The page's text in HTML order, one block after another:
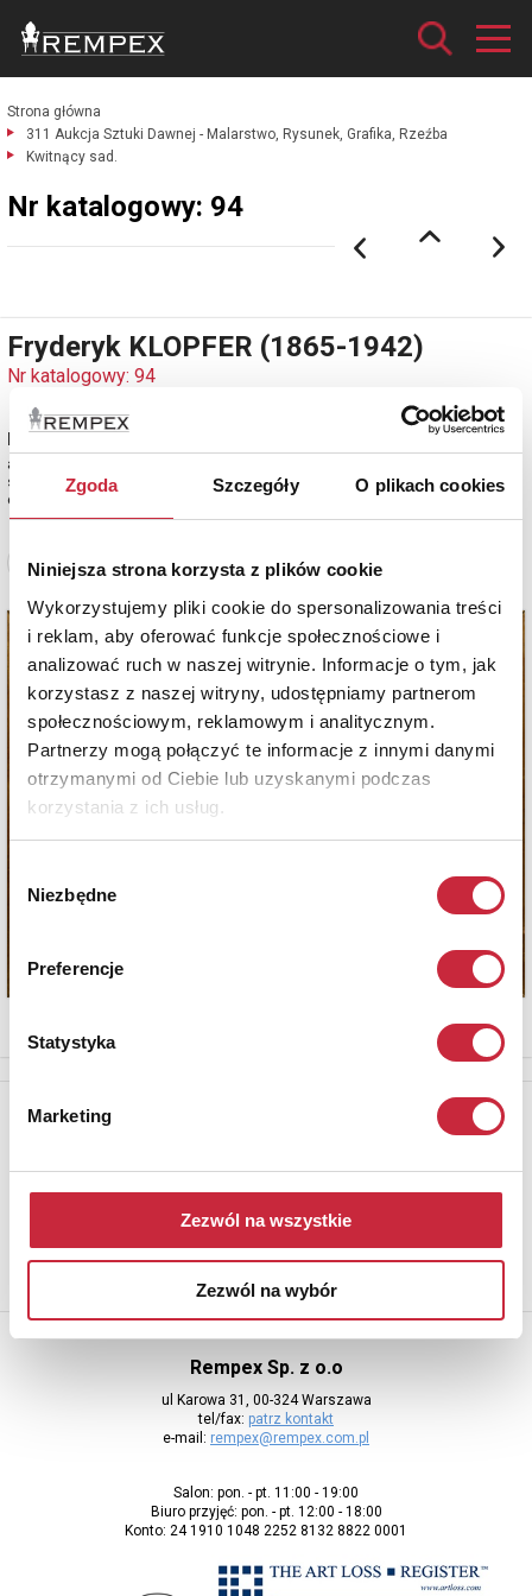
Zgoda Szczegóły O plikach cookies
Niniejsza strona korzysta z plików cookie
Wykorzystujemy pliki cookie do spersonalizowania treści
i reklam, aby oferować funkcje społecznościowe i
analizować ruch w naszej witrynie. Informacje o tym, jak
korzystasz z naszej witryny, udostępniamy partnerom
społecznościowym, reklamowym i analitycznym.
Partnerzy mogą połączyć te informacje z innymi danymi
otrzymanymi od Ciebie lub uzyskanymi podczas
korzystania z ich usług.
zgody
Niezbędne
Preferencje
Statystyka
Marketing
Zezwól na wszystkie
Zezwól na wybór
Strona główna
311 Aukcja Sztuki Dawnej - Malarstwo, Rysunek, Grafika, Rzeźba
Kwitnący sad.
Nr katalogowy: 94
Fryderyk KLOPFER (1865-1942)
Nr katalogowy: 94
akwarela, gwasz, papier, 28,5 x 42 cm (w świetle oprawy);
sygn. l. d.: F. Klopfer
estymacja: 1 500 - 1 800 zł
Zobacz pełne informacje
adres e-mail
Rempex Sp. z o.o
ul Karowa 31, 00-324 Warszawa
tel/fax: patrz kontakt
e-mail: rempex@rempex.com.pl
Salon: pon. - pt. 11:00 - 19:00
Biuro przyjęć: pon. - pt. 12:00 - 18:00
Konto: 24 1910 1048 2252 8132 8822 0001